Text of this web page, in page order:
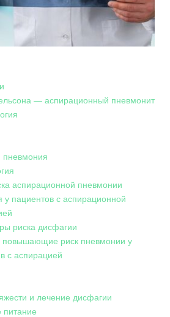
— аспирационный пневмонит
пневмония
аспирационной пневмонии
у пациентов с аспирационной
риска дисфагии
повышающие риск пневмонии у
с аспирацией
и лечение дисфагии
питание